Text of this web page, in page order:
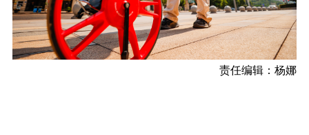
责任编辑：杨娜